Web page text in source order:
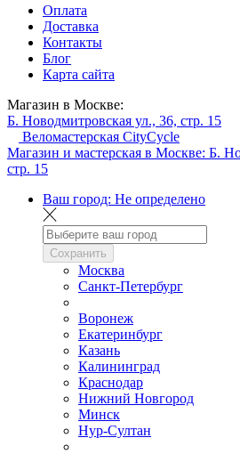
Оплата
Доставка
Контакты
Блог
Карта сайта
Магазин в Москве:
Б. Новодмитровская ул., 36, стр. 15
Веломастерская CityCycle
Магазин и мастерская в Москве: Б.
стр. 15
Ваш город: Не определено
Сохранить
Москва
Санкт-Петербург
Воронеж
Екатеринбург
Казань
Калининград
Краснодар
Нижний Новгород
Минск
Нур-Султан